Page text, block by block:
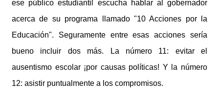
ese público estudiantil escucha hablar al gobernador
acerca de su programa llamado "10 Acciones por la
Educación". Seguramente entre esas acciones sería
bueno incluir dos más. La número 11: evitar el
ausentismo escolar ¡por causas políticas! Y la número
12: asistir puntualmente a los compromisos.